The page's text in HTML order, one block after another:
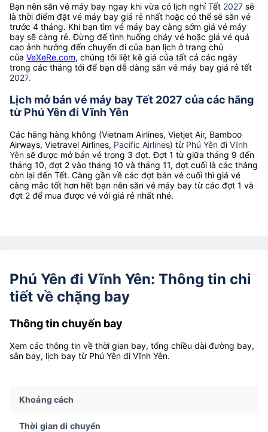
Bạn nên săn vé máy bay ngay khi vừa có lịch nghỉ Tết 2027 sẽ
là thời điểm đặt vé máy bay giá rẻ nhất hoặc có thể sẽ săn vé
trước 4 tháng. Khi bạn tìm vé máy bay càng sớm giá vé máy
bay sẽ càng rẻ. Đừng để tình huống cháy vé hoặc giá vé quá
cao ảnh hưởng đến chuyến đi của bạn lịch ở trang chủ
của VeXeRe.com, chúng tôi liệt kê giá của tất cả các ngày
trong các tháng tới để bạn dễ dàng săn vé máy bay giá rẻ tết
2027.
Lịch mở bán vé máy bay Tết 2027 của các hãng
từ Phú Yên đi Vĩnh Yên
Các hãng hàng không (Vietnam Airlines, Vietjet Air, Bamboo
Airways, Vietravel Airlines, Pacific Airlines) từ Phú Yên đi Vĩnh
Yên sẽ được mở bán vé trong 3 đợt. Đợt 1 từ giữa tháng 9 đến
tháng 10, đợt 2 vào tháng 10 và tháng 11, đợt cuối là các tháng
còn lại đến Tết. Càng gần về các đợt bán vé cuối thì giá vé
càng mắc tốt hơn hết bạn nên săn vé máy bay từ các đợt 1 và
đợt 2 để mua được vé với giá rẻ nhất nhé.
Phú Yên đi Vĩnh Yên: Thông tin chi
tiết về chặng bay
Thông tin chuyến bay
Xem các thông tin về thời gian bay, tổng chiều dài đường bay,
sân bay, lịch bay từ Phú Yên đi Vĩnh Yên.
Khoảng cách
Thời gian di chuyển